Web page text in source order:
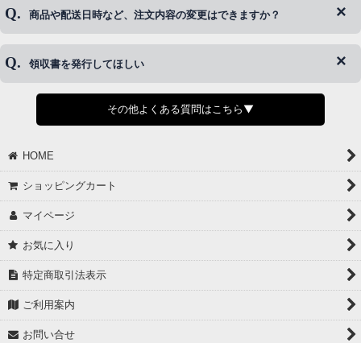
※発送後、発送準備が完了しお手続きが間に合わない場合は変更、
◆代金引換・クレジットカード・携帯キャリア決済・おねだり決
商品や配送日時など、注文内容の変更はできますか？
◆商品発送前の変更は承っております。
さい。
領収書を発行してほしい
◆領収書はご希望頂いた場合のみ発行しております。
【これからご注文する場合】
願いします。
②宛名（空欄は上様は不可）
③但し書き（空欄やお品代は不可）
【すでにご注文が完了している場合】
①お電話・メール・LINEにて領収書希望の連絡をお願い致します
②後日、郵送にて領収書を送らせて頂きます。
その他よくある質問はこちら▼
HOME
ショッピングカート
マイページ
お気に入り
特定商取引法表示
ご利用案内
お問い合せ